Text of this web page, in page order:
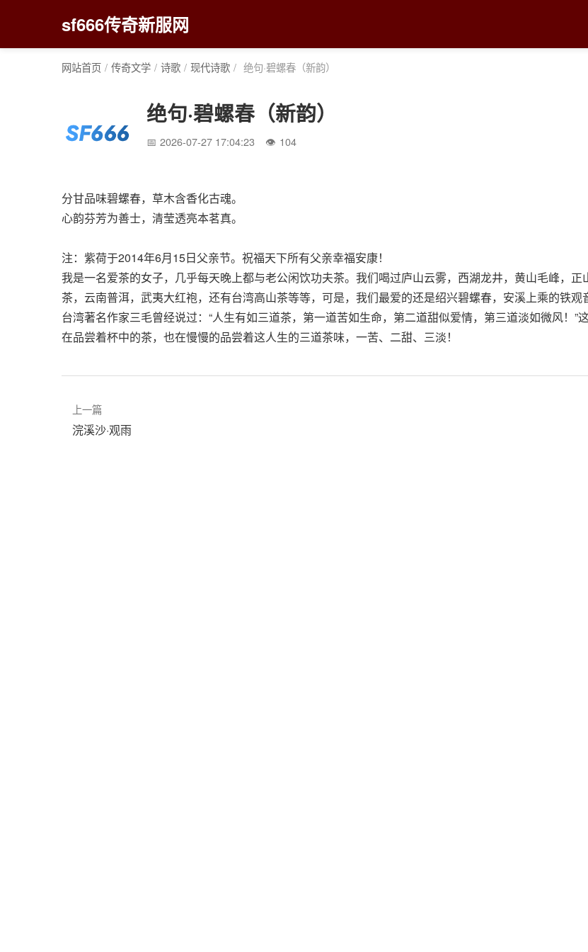
sf666传奇新服网
网站首页 / 传奇文学 / 诗歌 / 现代诗歌 / 绝句·碧螺春（新韵）
绝句·碧螺春（新韵）
2026-07-27 17:04:23 104
分甘品味碧螺春，草木含香化古魂。
心韵芬芳为善士，清莹透亮本茗真。
注：紫荷于2014年6月15日父亲节。祝福天下所有父亲幸福安康！
我是一名爱茶的女子，几乎每天晚上都与老公闲饮功夫茶。我们喝过庐山云雾，西湖龙井，黄山毛峰，正
茶，云南普洱，武夷大红袍，还有台湾高山茶等等，可是，我们最爱的还是绍兴碧螺春，安溪上乘的铁观
台湾著名作家三毛曾经说过：“人生有如三道茶，第一道苦如生命，第二道甜似爱情，第三道淡如微风！”
在品尝着杯中的茶，也在慢慢的品尝着这人生的三道茶味，一苦、二甜、三淡！
上一篇
浣溪沙·观雨